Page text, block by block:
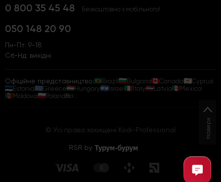
0 800 35 45 48 Безкоштовно з мобільного!
050 148 20 90
Пн-Пт: 9-18
Сб-Нд: вихідні
Офіційне представництво: Brazil Bulgaria Canada
Cyprus
Estonia
Greece Hungary Israel Italy Latvia
Mexico
Moldova
PolandВсі...
© Усі права захищені Kodi-Professional
RSR by
Наверх